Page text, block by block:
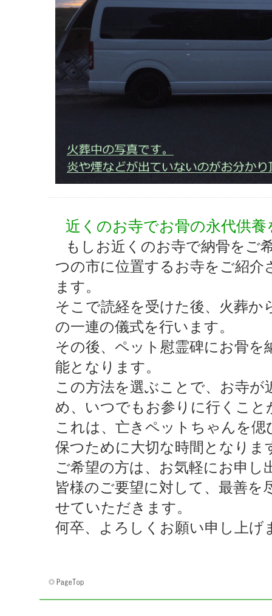
近くのお寺でお骨の永代供
もしお近くのお寺で納骨をご
つの市に位置するお寺をご紹介
ます。
そこで読経を受けた後、火葬か
の一連の儀式を行います。
その後、ペット慰霊碑にお骨を
能となります。
この方法を選ぶことで、お寺が
め、いつでもお参りに行くこと
これは、亡きペットちゃんを偲
保つために大切な時間となりま
ご希望の方は、お気軽にお申し
皆様のご要望に対して、最善を
せていただきます。
何卒、よろしくお願い申し上げ